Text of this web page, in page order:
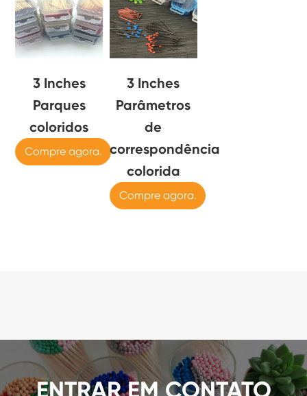
3 Inches
Parques
coloridos
Compre agora.
3 Inches
Parâmetros
de
correspondência
colorida
Compre agora.
ENTRAR EM CONTATO